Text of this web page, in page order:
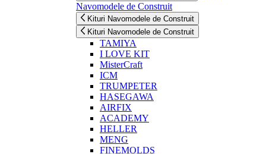
Navomodele de Construit
Kituri Navomodele de Construit
Kituri Navomodele de Construit
TAMIYA
I LOVE KIT
MisterCraft
ICM
TRUMPETER
HASEGAWA
AIRFIX
ACADEMY
HELLER
MENG
FINEMOLDS